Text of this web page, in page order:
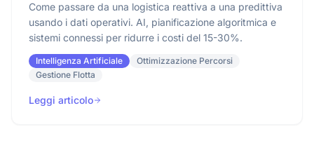
Come passare da una logistica reattiva a una predittiva
usando i dati operativi. AI, pianificazione algoritmica e
sistemi connessi per ridurre i costi del 15-30%.
Intelligenza Artificiale
Ottimizzazione Percorsi
Gestione Flotta
Leggi articolo